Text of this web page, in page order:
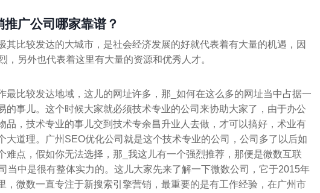
广公司哪家靠谱？
其比较发达的大城市，是社会经济发展的好就代表着有大量的机遇，因
，另外也代表着这里有大量的资源和优秀人才。
最比较发达地域，这儿的网址许多，那_如何在这么多的网址当中占据一
的事儿。这个时候大家就必须技术专业的公司来协助大家了，由于办公
品，技术专业的事儿交到技术专余昌升业人去做，才可以搞好，术业有
大道理。广州SEO优化公司就是这个技术专业的公司，公司多了以后如
难点，假如你无法选择，那_我这儿有一个强烈推荐，那便是微数互联
当中是很有整体实力的。这儿大家先来了解一下微数公司，它于2015年
，微数一直专注于新搜索引擎营销，最重要的是有工作经验，在广州市